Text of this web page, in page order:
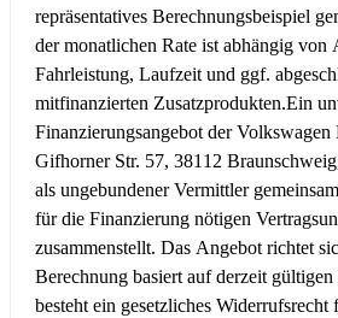
repräsentatives Berechnungsbeispiel
der monatlichen Rate ist abhängig von
Fahrleistung, Laufzeit und ggf.
mitfinanzierten Zusatzprodukten.Ein
Finanzierungsangebot der
Gifhorner Str. 57, 38112
als ungebundener Vermittler
für die Finanzierung nötigen
zusammenstellt. Das Angebot richtet
Berechnung basiert auf derzeit
besteht ein gesetzliches Widerrufsrecht